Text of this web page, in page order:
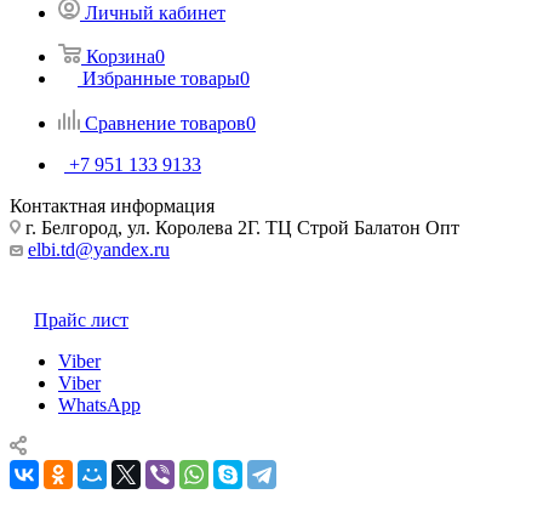
Личный кабинет
Корзина0
Избранные товары0
Сравнение товаров0
+7 951 133 9133
Контактная информация
г. Белгород, ул. Королева 2Г. ТЦ Строй Балатон Опт
elbi.td@yandex.ru
Прайс лист
Viber
Viber
WhatsApp